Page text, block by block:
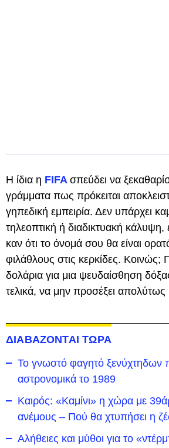
Η ίδια η FIFA σπεύδει να
γράμματα πως πρόκειται
γηπεδική εμπειρία. Δεν υπάρχει
τηλεοπτική ή διαδικτυακή κάλυψη,
καν ότι το όνομά σου θα είναι
φιλάθλους στις κερκίδες. Κοινώς;
δολάρια για μια ψευδαίσθηση
τελικά, να μην προσέξει απολύτως
ΔΙΑΒΑΖΟΝΤΑΙ ΤΩΡΑ
Το γνωστό φαγητό ξενύχτηδων
αστρονομικά το 1989
Καιρός: «Καμίνι» η χώρα με
ανέμους – Πού θα χτυπήσει η
Αλήθειες και μύθοι για το